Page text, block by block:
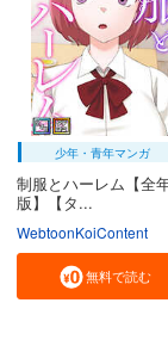
少年・青年マンガ
制服とハーレム【全
版】【タ...
WebtoonKoiContent
無料で読む